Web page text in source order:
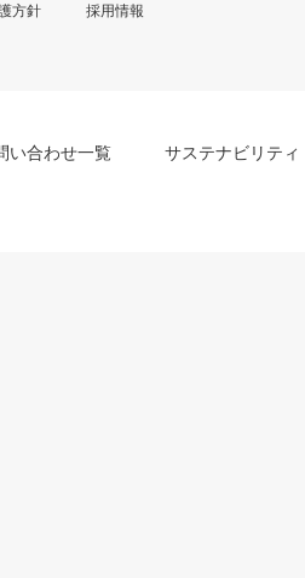
方針 採用情報
い合わせ一覧 サステナビリティ